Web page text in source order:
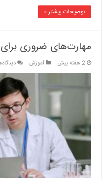
توضیحات بیشتر »
مهارت‌های ضروری
2 هفته پیش آموزش